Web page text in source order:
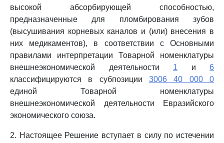
высокой абсорбирующей способностью,
предназначенные для пломбирования зубов
(высушивания корневых каналов и (или) внесения в
них медикаментов), в соответствии с Основными
правилами интерпретации Товарной номенклатуры
внешнеэкономической деятельности 1 и 6
классифицируются в субпозиции 3006 40 000 0
единой Товарной номенклатуры
внешнеэкономической деятельности Евразийского
экономического союза.
2. Настоящее Решение вступает в силу по истечении